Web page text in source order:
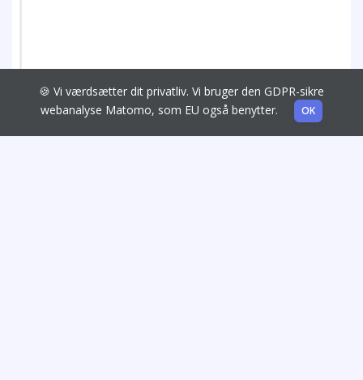
🍪 Vi værdsætter dit privatliv. Vi bruger den GDPR-sikre
webanalyse Matomo, som EU også benytter.
OK